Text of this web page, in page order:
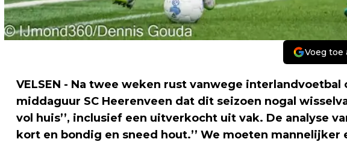
Voeg toe
VELSEN - Na twee weken rust vanwege
middaguur SC Heerenveen dat dit seizoen nogal
vol huis’’, inclusief een uitverkocht uit vak. De analyse
kort en bondig en sneed hout.’’ We moeten mannelijker